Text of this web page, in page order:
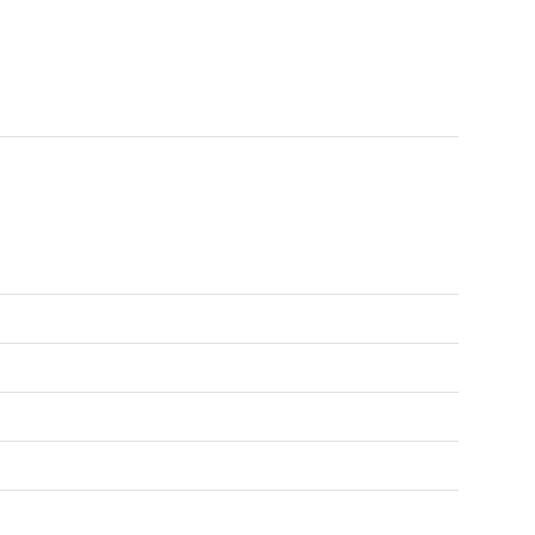
in een natuurrijke omgeving. Gezinnen
voor een verfrissende duik. Daarnaast zijn
heeft een sfeervolle uitstraling met een
een goede treinverbinding sta je in
is er Nonna’s Cucina, waar Italiaanse
ligt in een prachtig gebied en biedt een